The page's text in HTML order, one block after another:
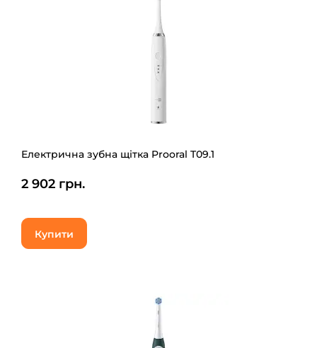
Електрична зубна щітка Prooral T09.1
2 902 грн.
Купити